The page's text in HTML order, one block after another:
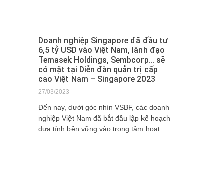
Doanh nghiệp Singapore đã đầu tư
6,5 tỷ USD vào Việt Nam, lãnh đạo
Temasek Holdings, Sembcorp… sẽ
có mặt tại Diễn đàn quản trị cấp
cao Việt Nam – Singapore 2023
27/03/2023
Đến nay, dưới góc nhìn VSBF, các doanh
nghiệp Việt Nam đã bắt đầu lập kế hoạch
đưa tính bền vững vào trọng tâm hoạt